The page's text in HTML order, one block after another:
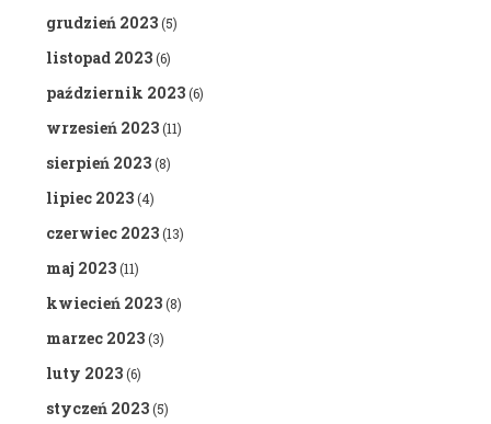
grudzień 2023(5)
listopad 2023(6)
październik 2023(6)
wrzesień 2023(11)
sierpień 2023(8)
lipiec 2023(4)
czerwiec 2023(13)
maj 2023(11)
kwiecień 2023(8)
marzec 2023(3)
luty 2023(6)
styczeń 2023(5)